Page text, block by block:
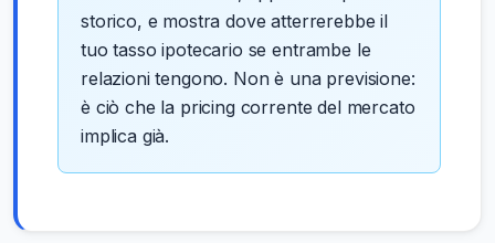
storico, e mostra dove atterrerebbe il
tuo tasso ipotecario se entrambe le
relazioni tengono. Non è una previsione:
è ciò che la pricing corrente del mercato
implica già.